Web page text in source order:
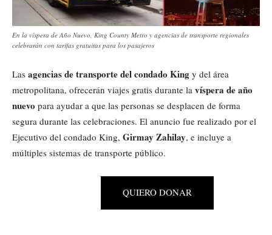
En la víspera de Año Nuevo, King County Metro y agencias de transporte regionales
celebrarán con tarifas gratuitas para los pasajeros
Las agencias de transporte del condado King y del área
metropolitana, ofrecerán viajes gratis durante la víspera de año
nuevo para ayudar a que las personas se desplacen de forma
segura durante las celebraciones. El anuncio fue realizado por el
Ejecutivo del condado King, Girmay Zahilay, e incluye a
múltiples sistemas de transporte público.
QUIERO DONAR